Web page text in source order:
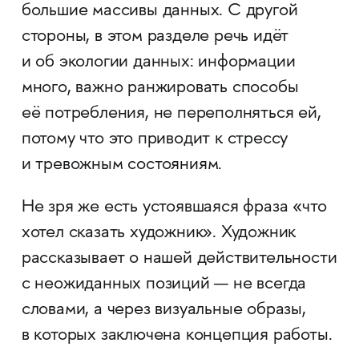
большие массивы данных. С другой
стороны, в этом разделе речь идёт
и об экологии данных: информации
много, важно ранжировать способы
её потребления, не переполняться ей,
потому что это приводит к стрессу
и тревожным состояниям.
Не зря же есть устоявшаяся фраза «что
хотел сказать художник». Художник
рассказывает о нашей действительности
с неожиданных позиций — не всегда
словами, а через визуальные образы,
в которых заключена концепция работы.